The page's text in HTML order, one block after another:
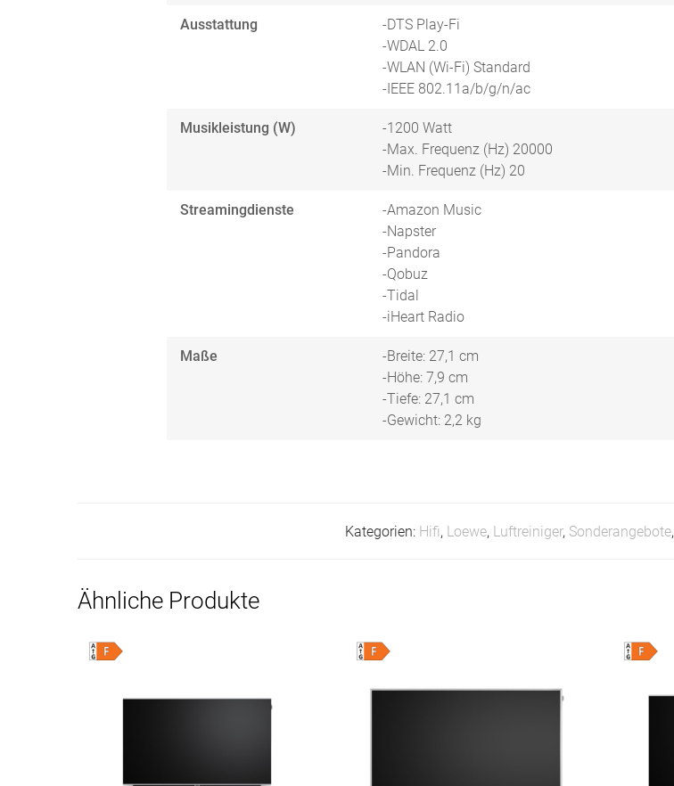
Ausstattung
-DTS Play-Fi
-WDAL 2.0
-WLAN (Wi-Fi) Standard
-IEEE 802.11a/b/g/n/ac
Musikleistung (W)
-1200 Watt
-Max. Frequenz (Hz) 20000
-Min. Frequenz (Hz) 20
Streamingdienste
-Amazon Music
-Napster
-Pandora
-Qobuz
-Tidal
-iHeart Radio
Maße
-Breite: 27,1 cm
-Höhe: 7,9 cm
-Tiefe: 27,1 cm
-Gewicht: 2,2 kg
Kategorien: Hifi, Loewe, Luftreiniger, Sonderangebote,
Ähnliche Produkte